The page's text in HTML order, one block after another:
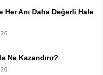
Her Anı Daha Değerli Hale
Ne Kazandırır?